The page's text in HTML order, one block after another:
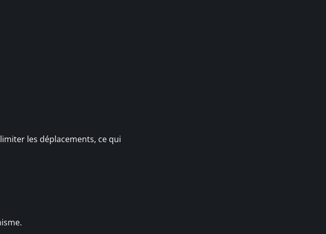
les déplacements, ce qui